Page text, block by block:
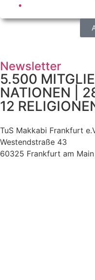
Newsletter
5.500
NATIONEN |
12
TuS Makkabi Frankfurt
Westendstraße 43
60325 Frankfurt am Main